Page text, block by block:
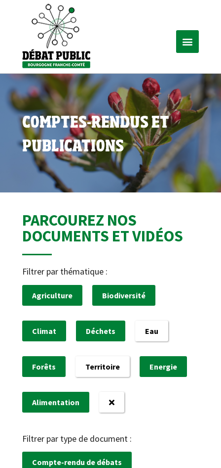
COMPTES-RENDUS ET
PUBLICATIONS
PARCOUREZ NOS
DOCUMENTS ET VIDÉOS
Filtrer par thématique :
Agriculture Biodiversité
Climat Déchets Eau
Forêts Territoire Energie
Alimentation
Filtrer par type de document :
Compte-rendu de débats